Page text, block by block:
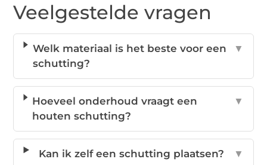
Veelgestelde vragen
Welk materiaal is het beste voor een
schutting?
▼
Hoeveel onderhoud vraagt een
houten schutting?
▼
Kan ik zelf een schutting plaatsen? ▼